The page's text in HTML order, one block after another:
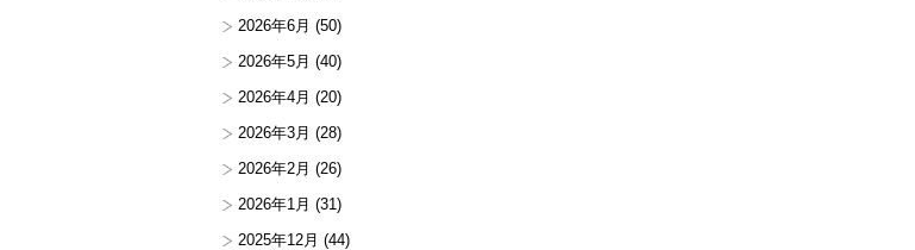
2026年6月 (50)
2026年5月 (40)
2026年4月 (20)
2026年3月 (28)
2026年2月 (26)
2026年1月 (31)
2025年12月 (44)